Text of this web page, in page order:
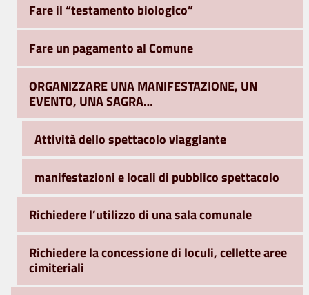
Fare il “testamento biologico”
Fare un pagamento al Comune
ORGANIZZARE UNA MANIFESTAZIONE, UN
EVENTO, UNA SAGRA…
Attività dello spettacolo viaggiante
manifestazioni e locali di pubblico spettacolo
Richiedere l’utilizzo di una sala comunale
Richiedere la concessione di loculi, cellette aree
cimiteriali